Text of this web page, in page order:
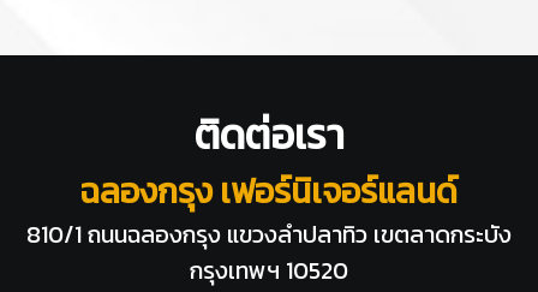
ติดต่อเรา
ฉลองกรุง เฟอร์นิเจอร์แลนด์
810/1 ถนนฉลองกรุง แขวงลำปลาทิว เขตลาดกระบัง
กรุงเทพฯ 10520